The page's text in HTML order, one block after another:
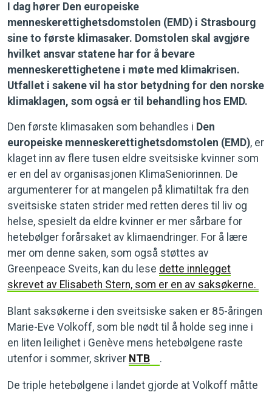
I dag hører Den europeiske
menneskerettighetsdomstolen (EMD) i Strasbourg
sine to første klimasaker. Domstolen skal avgjøre
hvilket ansvar statene har for å bevare
menneskerettighetene i møte med klimakrisen.
Utfallet i sakene vil ha stor betydning for den norske
klimaklagen, som også er til behandling hos EMD.
Den første klimasaken som behandles i Den
europeiske menneskerettighetsdomstolen (EMD), er
klaget inn av flere tusen eldre sveitsiske kvinner som
er en del av organisasjonen KlimaSeniorinnen. De
argumenterer for at mangelen på klimatiltak fra den
sveitsiske staten strider med retten deres til liv og
helse, spesielt da eldre kvinner er mer sårbare for
hetebølger forårsaket av klimaendringer. For å lære
mer om denne saken, som også støttes av
Greenpeace Sveits, kan du lese dette innlegget
skrevet av Elisabeth Stern, som er en av saksøkerne.
Blant saksøkerne i den sveitsiske saken er 85-åringen
Marie-Eve Volkoff, som ble nødt til å holde seg inne i
en liten leilighet i Genève mens hetebølgene raste
utenfor i sommer, skriver NTB .
De triple hetebølgene i landet gjorde at Volkoff måtte